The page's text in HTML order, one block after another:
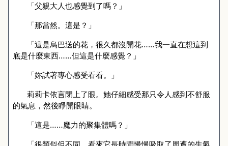
「父親大人也感覺到了嗎？」
「那當然。這是？」
「這是烏巴送的花，很久都沒開花……我一直在想這到
底是什麼東西……但這是什麼感覺？」
「妳試著專心感受看看。」
莉莉卡依言閉上了眼。她仔細感受那只令人感到不舒服
的氣息，然後睜開眼睛。
「這是……魔力的聚集體嗎？」
「很類似但不同。看來它長時間慢慢吸取了周遭的生氣